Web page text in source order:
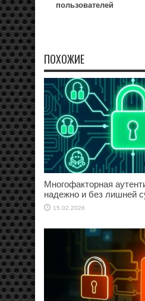
пользователей
ПОХОЖИЕ
Многофакторная
надежно и без лишней
15.02.2026